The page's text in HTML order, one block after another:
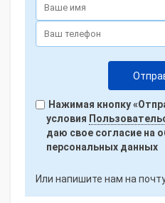
Нажимая кнопку
условия
даю свое согласие на
персональных данных
Или напишите нам на